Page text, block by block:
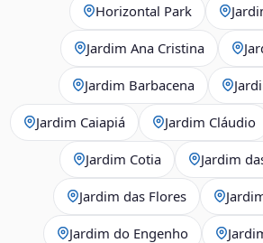
Horizontal Park
Jardim Ana Cristina
Jardim Barbacena
Jardim Caiapiá Jardim Cláudio
Jardim Cotia Jardim
Jardim das Flores
Jardim do Engenho